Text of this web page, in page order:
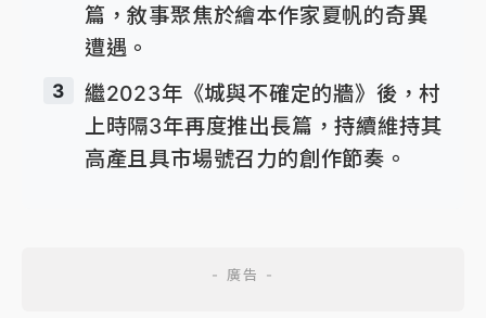
篇，敘事聚焦於繪本作家夏帆的奇異
遭遇。
3
繼2023年《城與不確定的牆》後，村
上時隔3年再度推出長篇，持續維持其
高產且具市場號召力的創作節奏。